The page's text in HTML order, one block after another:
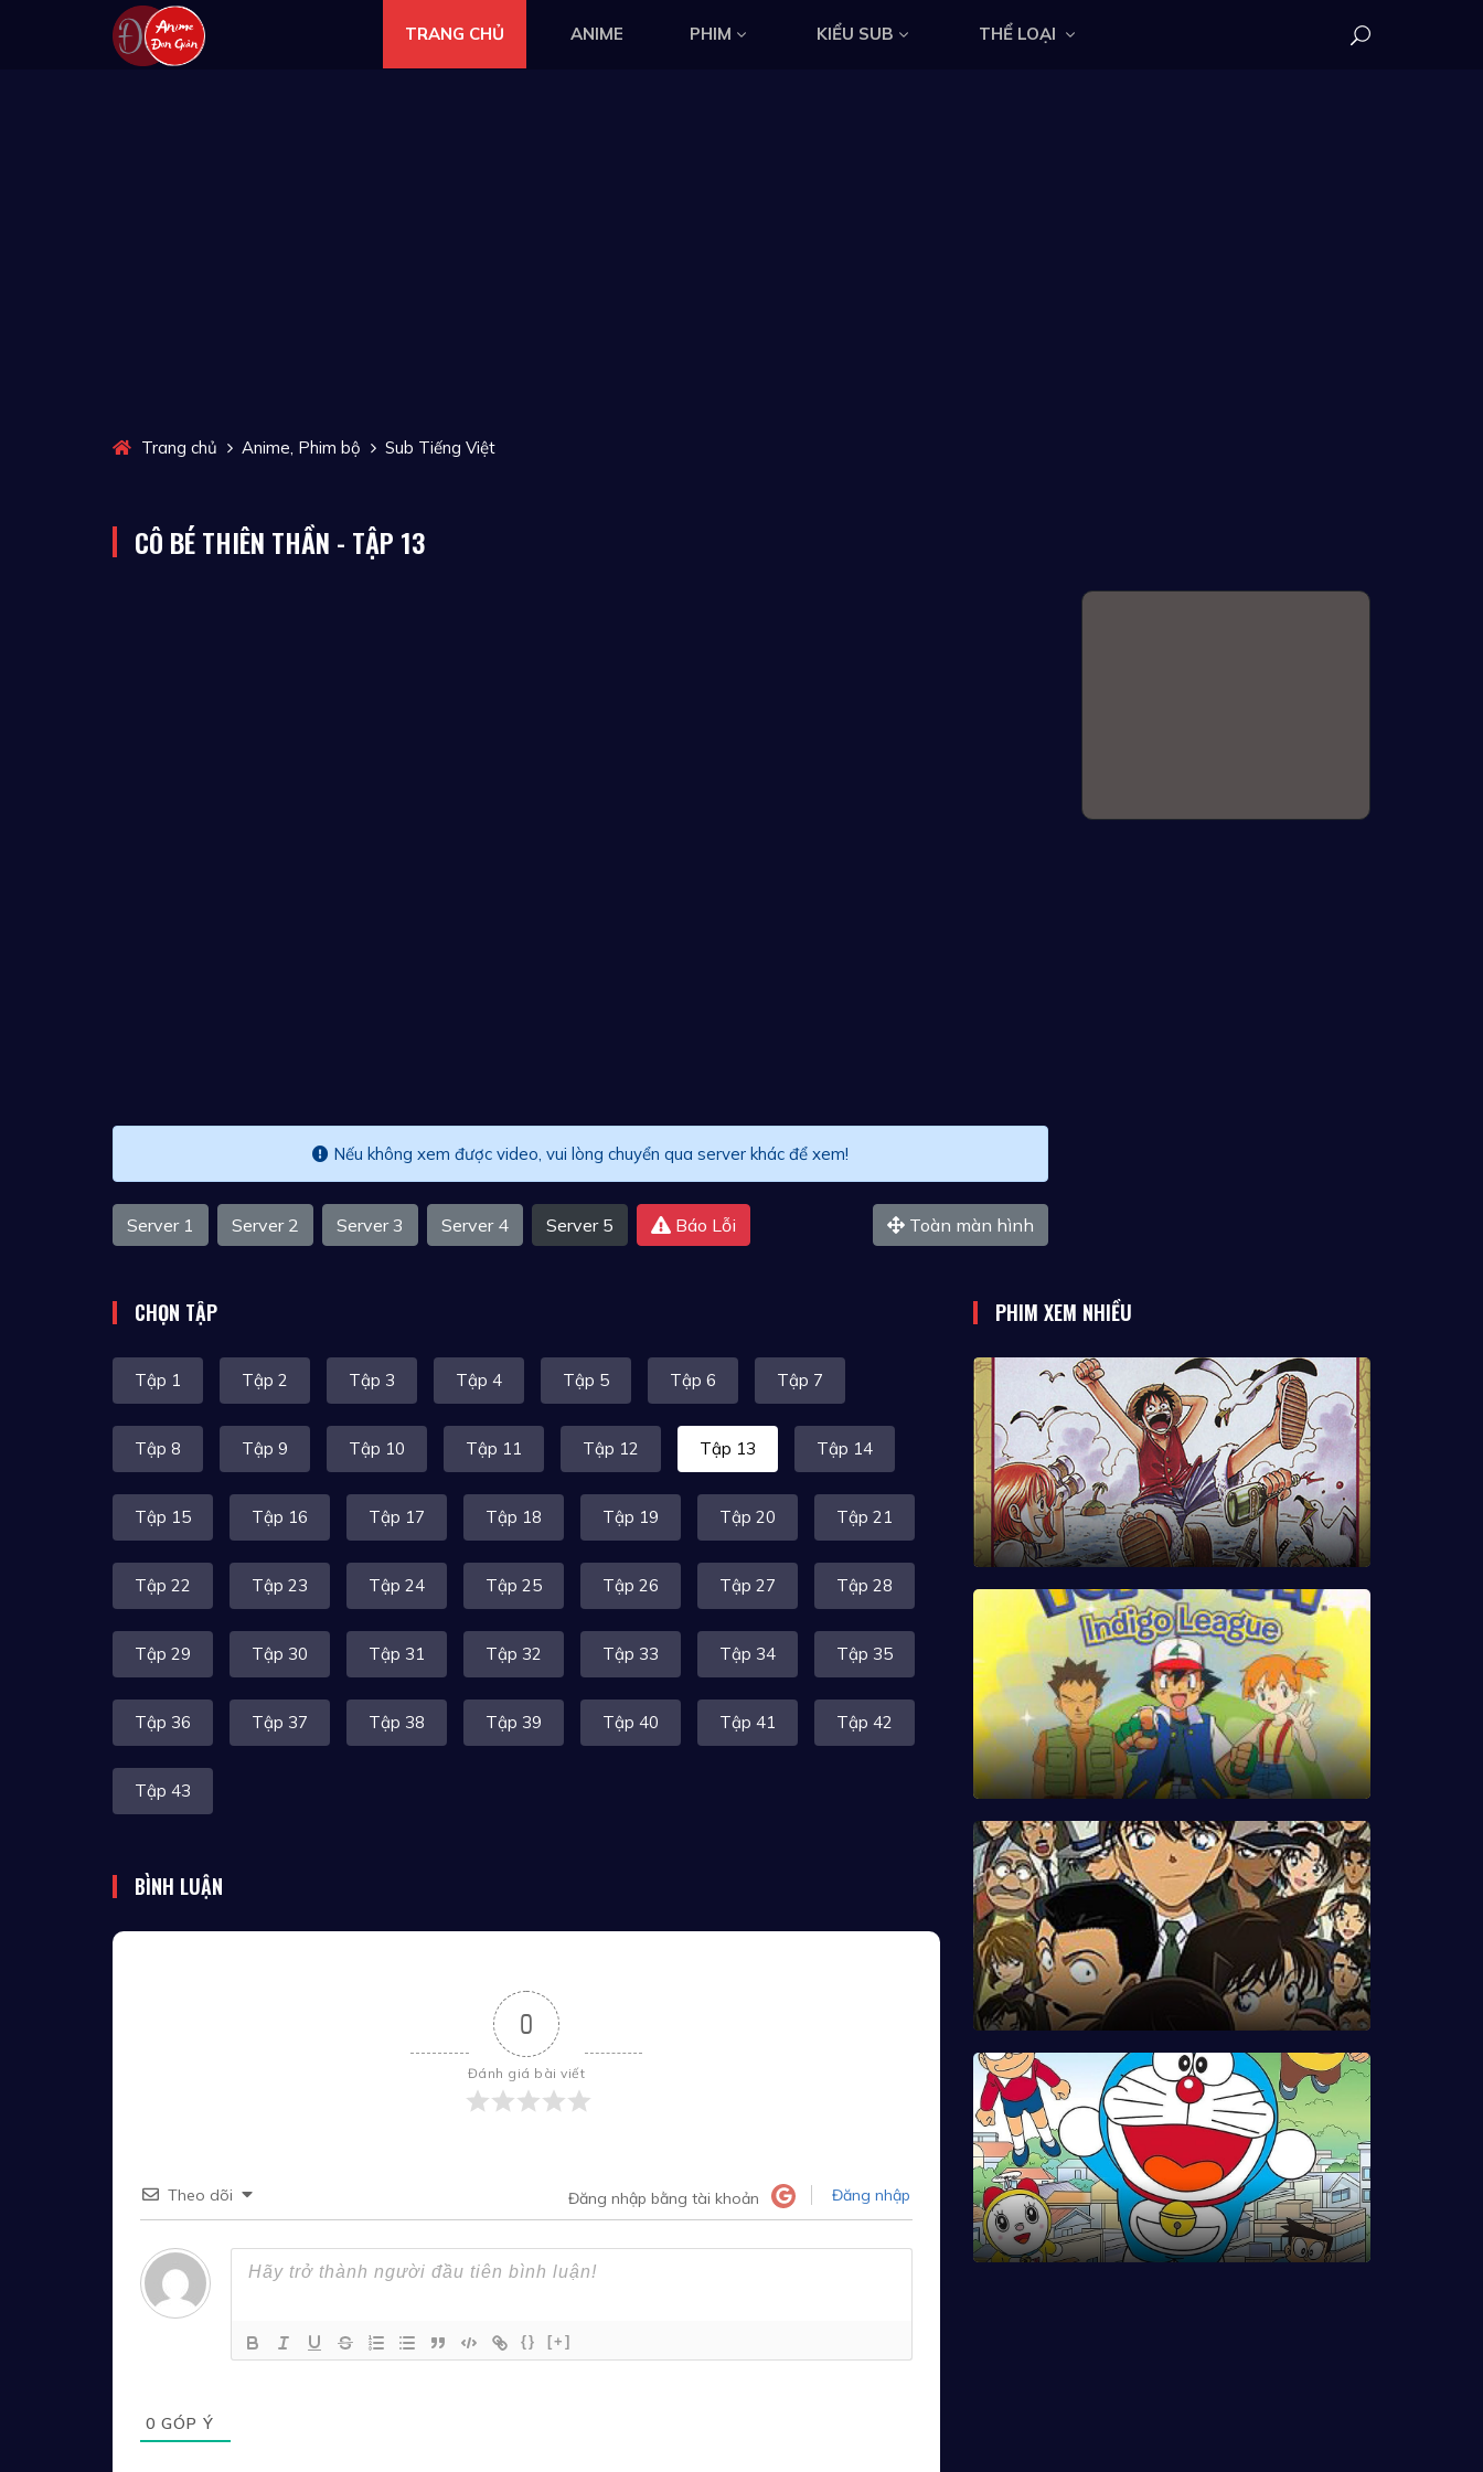
TRANG CHỦ ANIME PHIM KIỂU SUB THỂ LOẠI
Trang chủ Anime, Phim bộ Sub Tiếng Việt
CÔ BÉ THIÊN THẦN - TẬP 13
Nếu không xem được video, vui lòng chuyển qua server khác để xem!
Server 1 Server 2 Server 3 Server 4 Server 5 Báo Lỗi Toàn màn hình
CHỌN TẬP
Tập 1 Tập 2 Tập 3 Tập 4 Tập 5 Tập 6 Tập 7
Tập 8 Tập 9 Tập 10 Tập 11 Tập 12 Tập 13 Tập 14
Tập 15 Tập 16 Tập 17 Tập 18 Tập 19 Tập 20 Tập 21
Tập 22 Tập 23 Tập 24 Tập 25 Tập 26 Tập 27 Tập 28
Tập 29 Tập 30 Tập 31 Tập 32 Tập 33 Tập 34 Tập 35
Tập 36 Tập 37 Tập 38 Tập 39 Tập 40 Tập 41 Tập 42
Tập 43
BÌNH LUẬN
0
Đánh giá bài viết
Theo dõi Đăng nhập bằng tài khoản Đăng nhập
{} [+]
0 GÓP Ý
PHIM XEM NHIỀU